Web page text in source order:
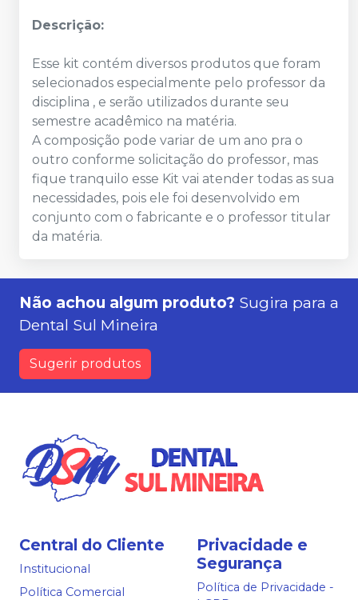
Descrição:
Esse kit contém diversos produtos que foram
selecionados especialmente pelo professor da
disciplina , e serão utilizados durante seu
semestre acadêmico na matéria.
A composição pode variar de um ano pra o
outro conforme solicitação do professor, mas
fique tranquilo esse Kit vai atender todas as sua
necessidades, pois ele foi desenvolvido em
conjunto com o fabricante e o professor titular
da matéria.
Não achou algum produto? Sugira para a
Dental Sul Mineira
Sugerir produtos
Central do Cliente
Institucional
Política Comercial
Privacidade e
Segurança
Política de Privacidade -